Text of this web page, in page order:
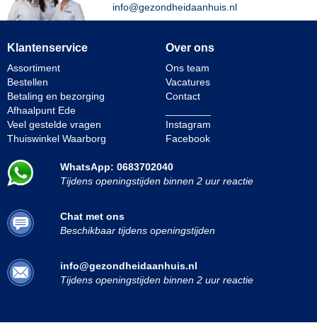
info@gezondheidaanhuis.nl
Klantenservice
Assortiment
Bestellen
Betaling en bezorging
Afhaalpunt Ede
Veel gestelde vragen
Thuiswinkel Waarborg
Over ons
Ons team
Vacatures
Contact
Instagram
Facebook
WhatsApp: 0683702040
Tijdens openingstijden binnen 2 uur reactie
Chat met ons
Beschikbaar tijdens openingstijden
info@gezondheidaanhuis.nl
Tijdens openingstijden binnen 2 uur reactie